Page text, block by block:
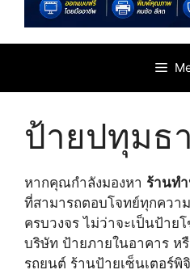
ป้ายปทุมธ
หากคุณกำลังมองหา ร้านท
ที่สามารถตอบโจทย์ทุกควา
ครบวงจร ไม่ว่าจะเป็นป้า
บริษัท ป้ายภายในอาคาร ห
รถยนต์ ร้านป้ายเซ็นเตอร์